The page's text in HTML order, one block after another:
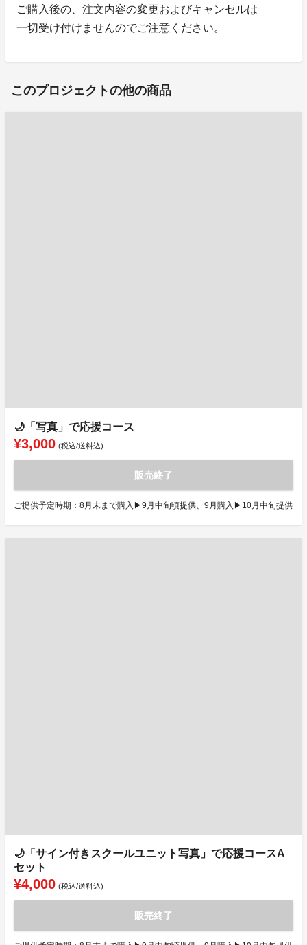
ご購入後の、注文内容の変更およびキャンセルは
一切受け付けませんのでご注意ください。
このプロジェクトの他の商品
🌙「写真」で応援コース
¥3,000 (税込/送料込)
販売終了
ご提供予定時期：8月末まで購入▶9月中旬頃提供、9月購入▶10月中旬提供
🌙「サイン付きスクールユニット写真」で応援コースA
セット
¥4,000 (税込/送料込)
販売終了